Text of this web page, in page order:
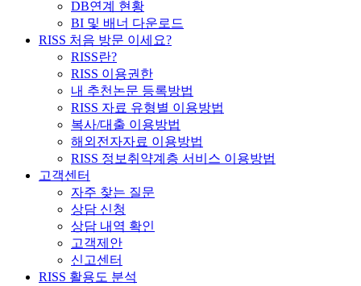
DB연계 현황
BI 및 배너 다운로드
RISS 처음 방문 이세요?
RISS란?
RISS 이용권한
내 추천논문 등록방법
RISS 자료 유형별 이용방법
복사/대출 이용방법
해외전자자료 이용방법
RISS 정보취약계층 서비스 이용방법
고객센터
자주 찾는 질문
상담 신청
상담 내역 확인
고객제안
신고센터
RISS 활용도 분석